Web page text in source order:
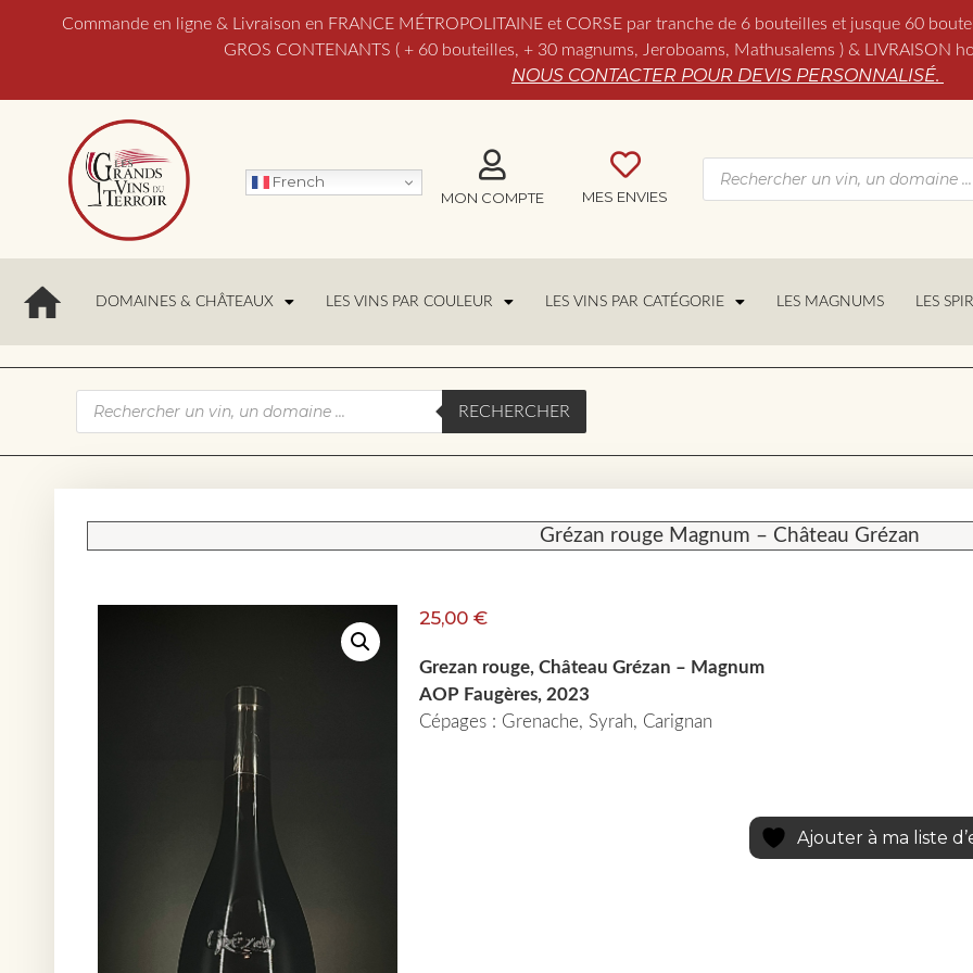
Commande en ligne & Livraison en FRANCE MÉTROPOLITAINE et CORSE par tranche de 6 bouteilles et jusque 60
GROS CONTENANTS ( + 60 bouteilles, + 30 magnums, Jeroboams, Mathusalems ) & LIVRAISON
NOUS CONTACTER POUR DEVIS PERSONNALISÉ.
French
MON COMPTE
MES ENVIES
DOMAINES & CHÂTEAUX LES VINS PAR COULEUR LES VINS PAR CATÉGORIE LES MAGNUMS LES
RECHERCHER
Grézan rouge Magnum – Château Grézan
25,00 €
Grezan rouge, Château Grézan – Magnum
AOP Faugères, 2023
Cépages : Grenache, Syrah, Carignan
Ajouter à ma liste